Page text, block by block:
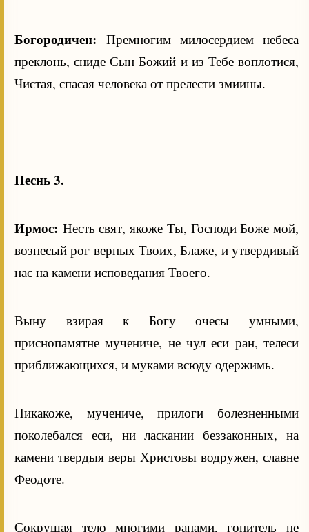
Богородичен: Премногим милосердием небеса
преклонь, сниде Сын Божий и из Тебе воплотися,
Чистая, спасая человека от прелести змиины.
Песнь 3.
Ирмос: Несть свят, якоже Ты, Господи Боже мой,
вознесый рог верных Твоих, Блаже, и утвердивый
нас на камени исповедания Твоего.
Выну взирая к Богу очесы умными,
приснопамятне мучениче, не чул еси ран, телеси
приближающихся, и муками всюду одержимь.
Никакоже, мучениче, прилоги болезненными
поколебался еси, ни ласкании беззаконных, на
камени твердыя веры Христовы водружен, славне
Феодоте.
Сокрушая тело многими ранами, гонитель не